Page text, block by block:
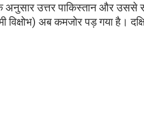
अनुसार उत्तर पाकिस्तान और उससे
विक्षोभ) अब कमजोर पड़ गया है।